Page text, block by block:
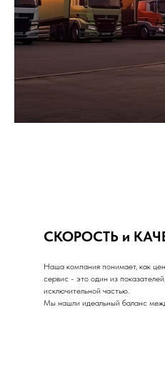
СКОРОСТЬ и
Наша компания понимает, как
сервис - это один из
исключительной частью.
Мы нашли идеальный баланс